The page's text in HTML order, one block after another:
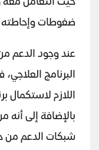
ضغوطات وإحاطته
عند وجود الدعم
البرنامج
اللازم لاستكمال
بالإضافة إلى
شبكات الدعم من